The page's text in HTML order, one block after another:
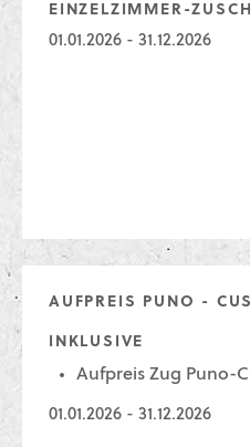
EINZELZIMMER-
01.01.2026 - 31.12.2026
AUFPREIS PUNO -
INKLUSIVE
Aufpreis Zug Puno-
01.01.2026 - 31.12.2026